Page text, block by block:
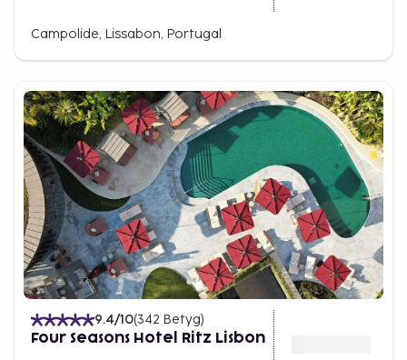
Campolide, Lissabon, Portugal
9.4/10(342 Betyg)
Four Seasons Hotel Ritz Lisbon